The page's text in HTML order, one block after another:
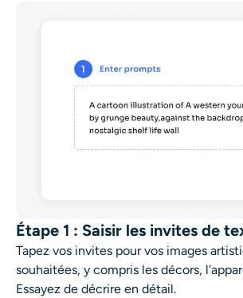
Étape 1 : Saisir les invites de
Tapez vos invites pour vos images
souhaitées, y compris les décors,
Essayez de décrire en détail.